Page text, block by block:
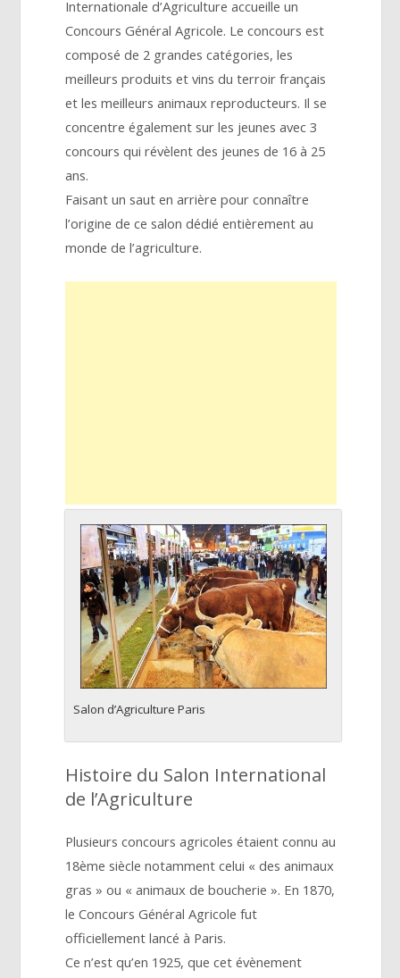
Internationale d’Agriculture accueille un
Concours Général Agricole. Le concours est
composé de 2 grandes catégories, les
meilleurs produits et vins du terroir français
et les meilleurs animaux reproducteurs. Il se
concentre également sur les jeunes avec 3
concours qui révèlent des jeunes de 16 à 25
ans.
Faisant un saut en arrière pour connaître
l’origine de ce salon dédié entièrement au
monde de l’agriculture.
Salon d’Agriculture Paris
Histoire du Salon International
de l’Agriculture
Plusieurs concours agricoles étaient connu au
18ème siècle notamment celui « des animaux
gras » ou « animaux de boucherie ». En 1870,
le Concours Général Agricole fut
officiellement lancé à Paris.
Ce n’est qu’en 1925, que cet évènement